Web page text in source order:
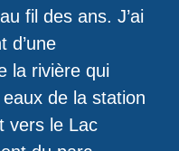
fil des ans. J’ai
d’une
la rivière qui
de la station
vers le Lac